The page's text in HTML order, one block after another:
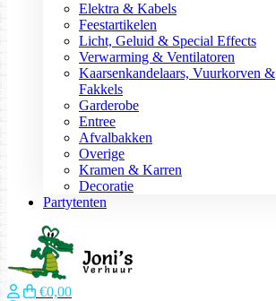
Elektra & Kabels
Feestartikelen
Licht, Geluid & Special Effects
Verwarming & Ventilatoren
Kaarsenkandelaars, Vuurkorven &
Fakkels
Garderobe
Entree
Afvalbakken
Overige
Kramen & Karren
Decoratie
Partytenten
€0,00